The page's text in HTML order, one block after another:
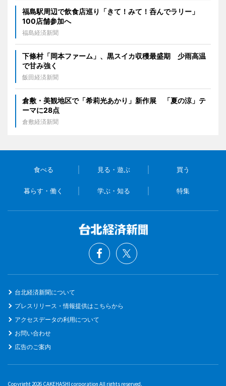
福島駅周辺で飲食店巡り「きて！みて！呑んでラリー」
100店舗参加へ
福島経済新聞
下條村「岡本ファーム」、黒スイカ収穫最盛期 少雨高温
で甘み強く
飯田経済新聞
倉敷・美観地区で「希莉光あかり」新作展 「夏の涼」テ
ーマに28点
倉敷経済新聞
食べる 見る・遊ぶ 買う
暮らす・働く 学ぶ・知る 特集
台北経済新聞について
プレスリリース・情報提供はこちらから
アクセスデータの利用について
お問い合わせ
広告のご案内
Copyright 2026 CAKEHASHI corporation All rights reserved.